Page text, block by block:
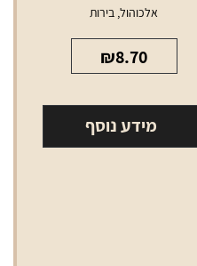
אלכוהול, בירות
₪8.70
מידע נוסף